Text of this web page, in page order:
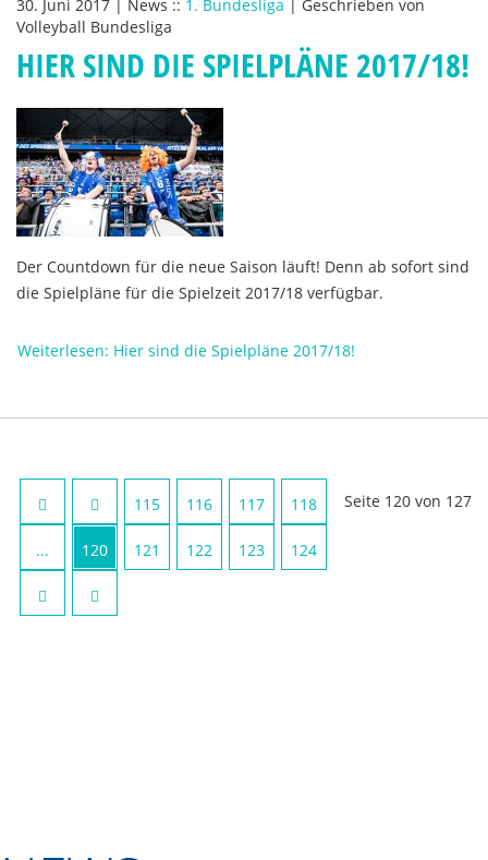
30. Juni 2017 | News :: 1. Bundesliga | Geschrieben von
Volleyball Bundesliga
HIER SIND DIE SPIELPLÄNE 2017/18!
Der Countdown für die neue Saison läuft! Denn ab sofort sind
die Spielpläne für die Spielzeit 2017/18 verfügbar.
Weiterlesen: Hier sind die Spielpläne 2017/18!
Seite 120 von 127
115 116 117 118
... 120 121 122 123 124